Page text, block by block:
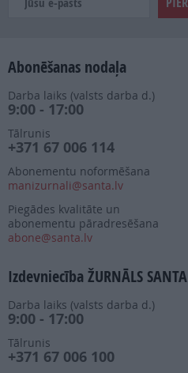
Abonēšanas nodaļa
Darba laiks (valsts darba d.)
9:00 - 17:00
Tālrunis
+371 67 006 114
Abonementu noformēšana
manizurnali@santa.lv
Piegādes kvalitāte un
abonementu pāradresēšana
abone@santa.lv
Izdevniecība ŽURNĀLS SANTA
Darba laiks (valsts darba d.)
9:00 - 17:00
Tālrunis
+371 67 006 100